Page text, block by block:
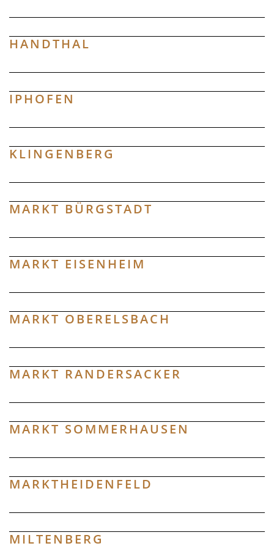
HANDTHAL
IPHOFEN
KLINGENBERG
MARKT BÜRGSTADT
MARKT EISENHEIM
MARKT OBERELSBACH
MARKT RANDERSACKER
MARKT SOMMERHAUSEN
MARKTHEIDENFELD
MILTENBERG